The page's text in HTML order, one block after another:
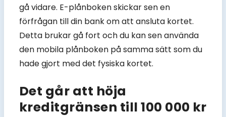
gå vidare. E-plånboken skickar sen en
förfrågan till din bank om att ansluta kortet.
Detta brukar gå fort och du kan sen använda
den mobila plånboken på samma sätt som du
hade gjort med det fysiska kortet.
Det går att höja
kreditgränsen till 100 000 kr